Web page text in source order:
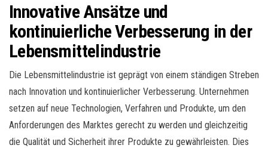
Innovative Ansätze und
kontinuierliche Verbesserung in der
Lebensmittelindustrie
Die Lebensmittelindustrie ist geprägt von einem ständigen Streben
nach Innovation und kontinuierlicher Verbesserung. Unternehmen
setzen auf neue Technologien, Verfahren und Produkte, um den
Anforderungen des Marktes gerecht zu werden und gleichzeitig
die Qualität und Sicherheit ihrer Produkte zu gewährleisten. Dies